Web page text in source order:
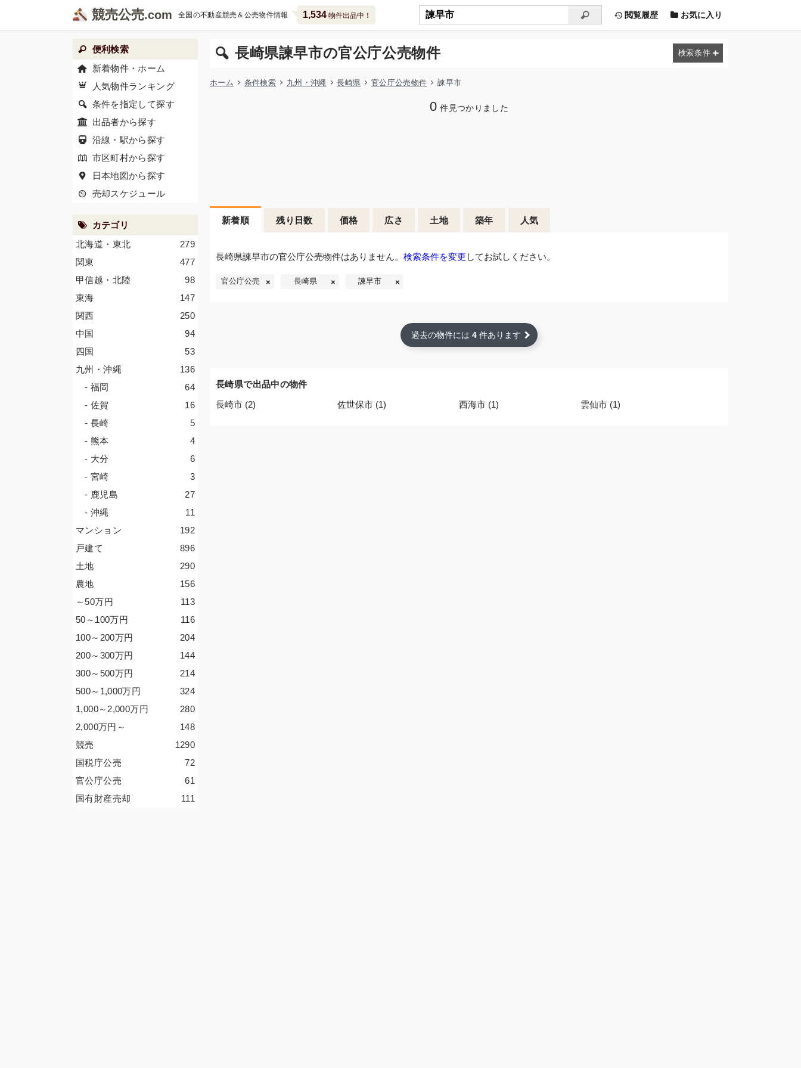
競売公売 全国の不動産競売＆公売物件情報 1,534物件出品中！ 閲覧履歴 お気に入り
長崎県諫早市の官公庁公売物件
ホーム 条件検索 九州・沖縄 長崎県 官公庁公売物件 諫早市
0 件見つかりました
新着順 残り日数 価格 広さ 土地 築年 人気
長崎県諫早市の官公庁公売物件はありません。 検索条件を変更 してお試しください。
官公庁公売 長崎県 諫早市
過去の物件には 4 件あります
長崎県で出品中の物件
長崎市 (2) 佐世保市 (1) 西海市 (1) 雲仙市 (1)
便利検索
新着物件・ホーム
人気物件ランキング
条件を指定して探す
出品者から探す
沿線・駅から探す
市区町村から探す
日本地図から探す
売却スケジュール
カテゴリ
279
北海道・東北
477
関東
98
甲信越・北陸
147
東海
250
関西
94
中国
53
四国
136
九州・沖縄
64
- 福岡
16
- 佐賀
5
- 長崎
4
- 熊本
6
- 大分
3
- 宮崎
27
- 鹿児島
11
- 沖縄
192
マンション
896
戸建て
290
土地
156
農地
113
～50万円
116
50～100万円
204
100～200万円
144
200～300万円
214
300～500万円
324
500～1,000万円
280
1,000～2,000万円
148
2,000万円 ～
1290
競売
72
国税庁公売
61
官公庁公売
111
国有財産売却